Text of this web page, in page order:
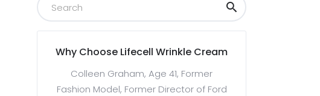
Why Choose Lifecell Wrinkle Cream
Colleen Graham, Age 41, Former
Fashion Model, Former Director of Ford